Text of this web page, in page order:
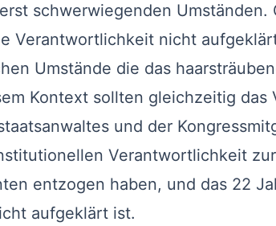
schwerwiegenden
Verantwortlichkeit nicht
Umstände die das
Kontext sollten gleichzeitig das
und der
Verantwortlichkeit
entzogen haben, und das 22
aufgeklärt ist.